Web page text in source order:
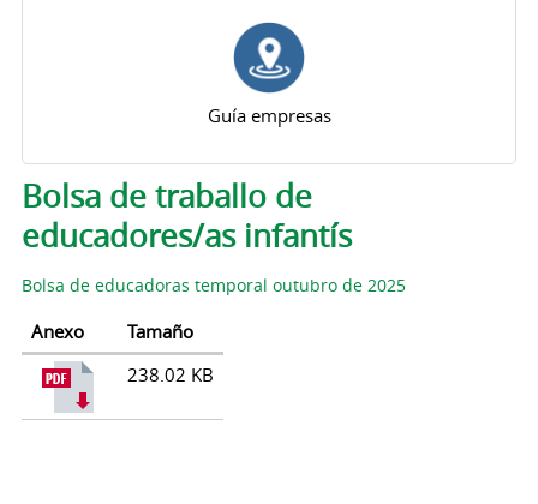
Guía empresas
Pestanas principais
Bolsa de traballo de
educadores/as infantís
Bolsa de educadoras temporal outubro de 2025
Anexo
Tamaño
238.02 KB